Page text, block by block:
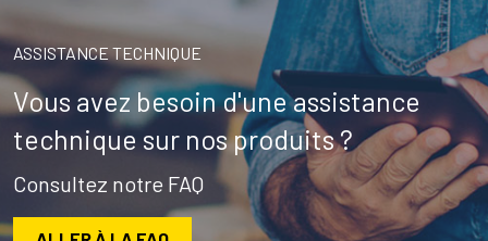
ASSISTANCE TECHNIQUE
Vous avez besoin d'une assistance
technique sur nos produits ?
Consultez notre FAQ